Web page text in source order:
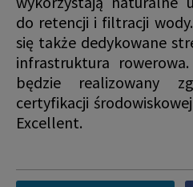
do retencji i filtracji
się także dedykowane
infrastruktura
będzie realizowany
certyfikacji środowiskowej
Excellent.